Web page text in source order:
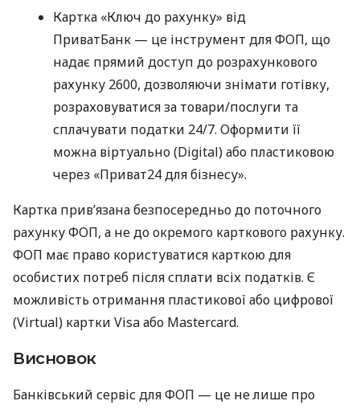
Картка «Ключ до рахунку» від
ПриватБанк — це інструмент для ФОП, що
надає прямий доступ до розрахункового
рахунку 2600, дозволяючи знімати готівку,
розраховуватися за товари/послуги та
сплачувати податки 24/7. Оформити її
можна віртуально (Digital) або пластиковою
через «Приват24 для бізнесу».
Картка прив’язана безпосередньо до поточного
рахунку ФОП, а не до окремого карткового рахунку.
ФОП має право користуватися карткою для
особистих потреб після сплати всіх податків. Є
можливість отримання пластикової або цифрової
(Virtual) картки Visa або Mastercard.
Висновок
Банківський сервіс для ФОП — це не лише про